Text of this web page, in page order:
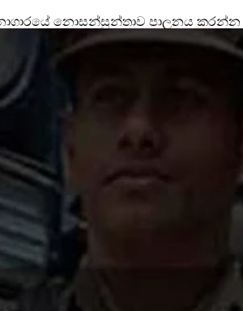
නොසන්සුන්තාව පාලනය කරන්න